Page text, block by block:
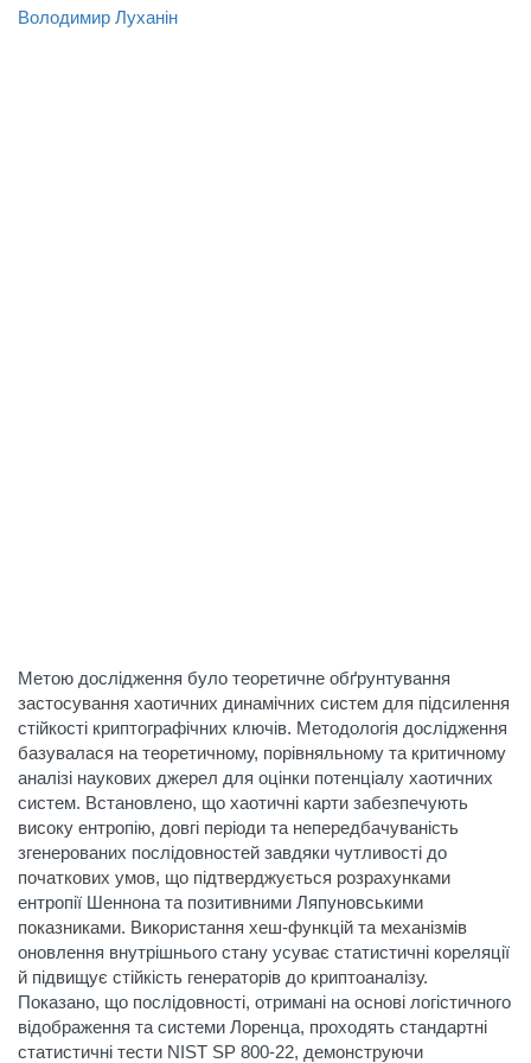
Володимир Луханін
Метою дослідження було теоретичне обґрунтування
застосування хаотичних динамічних систем для підсилення
стійкості криптографічних ключів. Методологія дослідження
базувалася на теоретичному, порівняльному та критичному
аналізі наукових джерел для оцінки потенціалу хаотичних
систем. Встановлено, що хаотичні карти забезпечують
високу ентропію, довгі періоди та непередбачуваність
згенерованих послідовностей завдяки чутливості до
початкових умов, що підтверджується розрахунками
ентропії Шеннона та позитивними Ляпуновськими
показниками. Використання хеш-функцій та механізмів
оновлення внутрішнього стану усуває статистичні кореляції
й підвищує стійкість генераторів до криптоаналізу.
Показано, що послідовності, отримані на основі логістичного
відображення та системи Лоренца, проходять стандартні
статистичні тести NIST SP 800-22, демонструючи